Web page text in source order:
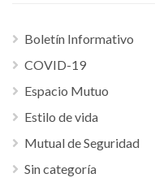
Boletín Informativo
COVID-19
Espacio Mutuo
Estilo de vida
Mutual de Seguridad
Sin categoría